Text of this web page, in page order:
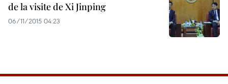
de la visite de Xi Jinping
06/11/2015 04:23